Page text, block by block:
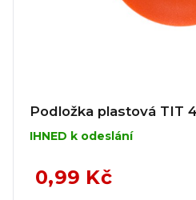
Podložka plastová TIT
IHNED k odeslání
0,99 Kč